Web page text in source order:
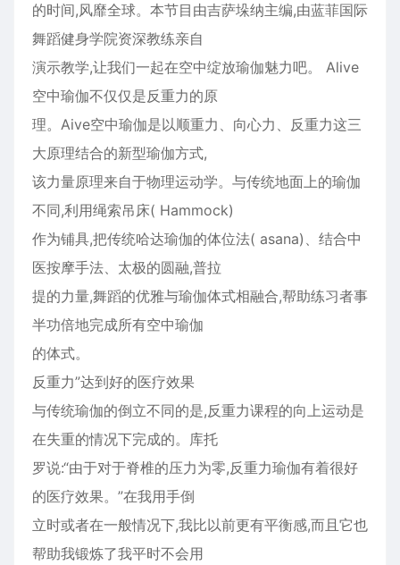
的时间,风靡全球。本节目由吉萨垛纳主编,由蓝菲国际
舞蹈健身学院资深教练亲自
演示教学,让我们一起在空中绽放瑜伽魅力吧。 Alive
空中瑜伽不仅仅是反重力的原
理。Aive空中瑜伽是以顺重力、向心力、反重力这三
大原理结合的新型瑜伽方式,
该力量原理来自于物理运动学。与传统地面上的瑜伽
不同,利用绳索吊床( Hammock)
作为铺具,把传统哈达瑜伽的体位法( asana)、结合中
医按摩手法、太极的圆融,普拉
提的力量,舞蹈的优雅与瑜伽体式相融合,帮助练习者事
半功倍地完成所有空中瑜伽
的体式。
反重力”达到好的医疗效果
与传统瑜伽的倒立不同的是,反重力课程的向上运动是
在失重的情况下完成的。库托
罗说:“由于对于脊椎的压力为零,反重力瑜伽有着很好
的医疗效果。”在我用手倒
立时或者在一般情况下,我比以前更有平衡感,而且它也
帮助我锻炼了我平时不会用